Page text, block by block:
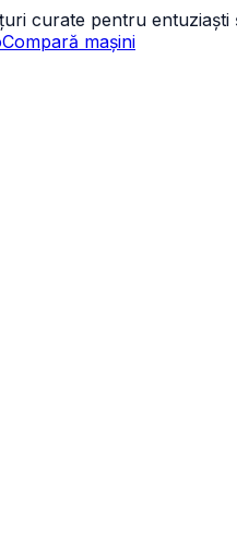
curate pentru entuziaști
Compară mașini